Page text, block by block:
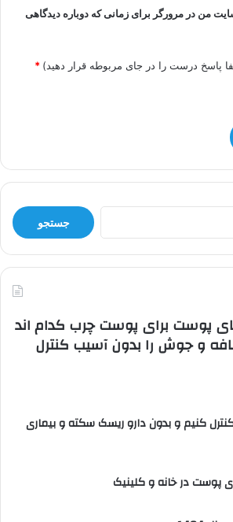
من در مرورگر برای زمانی که دوباره دیدگاهی
پاسخ درست را در جای مربوطه قرار دهید) *
جستجو
برای:
پوست برای پوست چرب کدام اند
و جوش را بدون آسیب کنترل
کنیم و بدون دارو ریسک سکته و بیماری
پوست در خانه و کلینیک